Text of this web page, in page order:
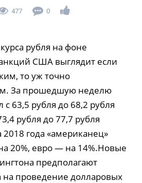
477 0
рубля на фоне
США выглядит если
то уж точно
За прошедшую неделю
63,5 рубля до 68,2 рубля
рубля до 77,7 рубля
2018 года «американец»
20%, евро — на 14%.Новые
предполагают
на проведение долларовых